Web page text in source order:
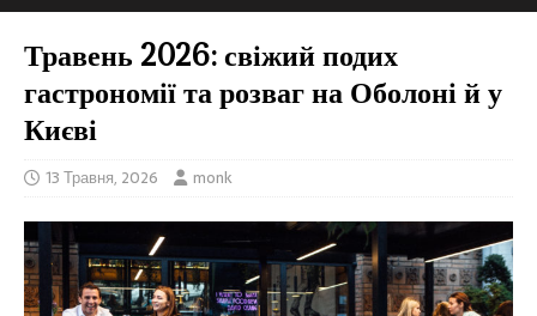
Травень 2026: свіжий подих
гастрономії та розваг на Оболоні й у
Києві
13 Травня, 2026 monk